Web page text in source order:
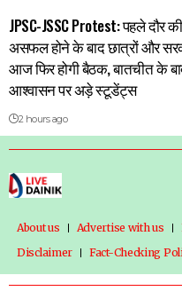
JPSC-JSSC Protest: पहले दौर
असफल होने के बाद छात्रों और
आज फिर होगी बैठक, बातचीत के
आश्वासन पर अड़े स्टूडेंट्स
2 hours ago
About us Advertise with us
Disclaimer
Fact-Checking